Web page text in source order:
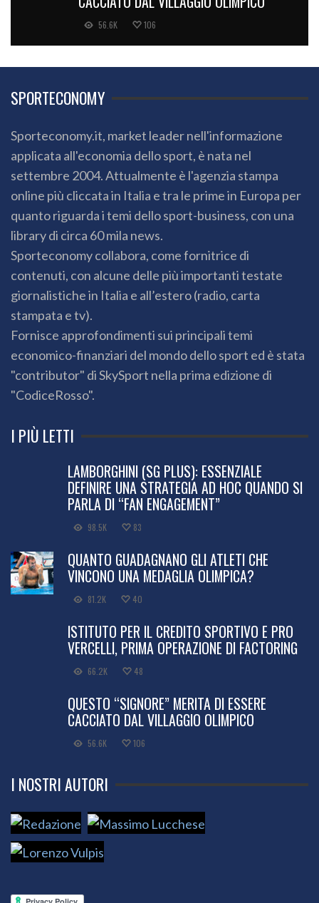
56.6K 106
SPORTECONOMY
Sporteconomy.it, market leader nell'informazione
applicata all'economia dello sport, è nata nel
settembre 2004. Attualmente è l'agenzia stampa
online più cliccata in Italia e tra le prime in Europa per
quanto riguarda i temi dello sport-business, con una
library di circa 60 mila news.
Sporteconomy collabora, come fornitrice di
contenuti, con alcune delle più importanti testate
giornalistiche in Italia e all’estero (radio, carta
stampata e tv).
Fornisce approfondimenti sui principali temi
economico-finanziari del mondo dello sport ed è stata
"contributor" di SkySport nella prima edizione di
"CodiceRosso".
I PIÙ LETTI
LAMBORGHINI (SG PLUS): ESSENZIALE
DEFINIRE UNA STRATEGIA AD HOC QUANDO SI
PARLA DI “FAN ENGAGEMENT”
98.5K 83
QUANTO GUADAGNANO GLI ATLETI CHE
VINCONO UNA MEDAGLIA OLIMPICA?
81.2K 40
ISTITUTO PER IL CREDITO SPORTIVO E PRO
VERCELLI, PRIMA OPERAZIONE DI FACTORING
66.2K 48
QUESTO “SIGNORE” MERITA DI ESSERE
CACCIATO DAL VILLAGGIO OLIMPICO
56.6K 106
I NOSTRI AUTORI